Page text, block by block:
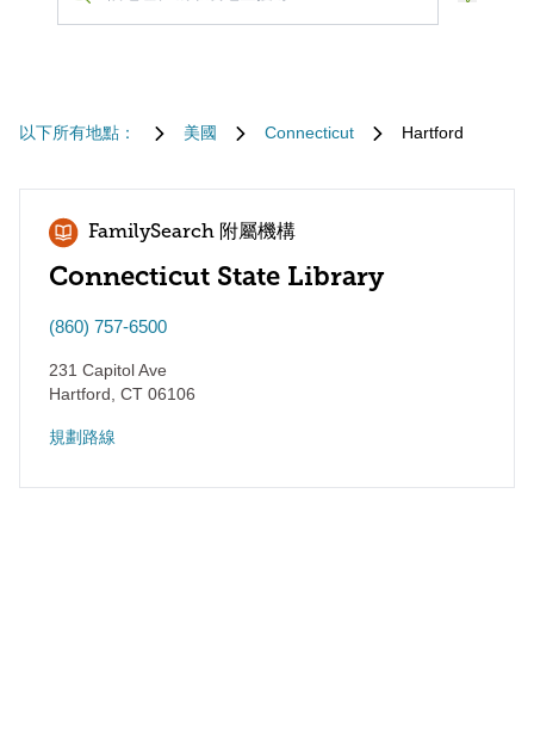
以下所有地點： 美國 Connecticut Hartford
FamilySearch 附屬機構
Connecticut State Library
(860) 757-6500
231 Capitol Ave
Hartford CT 06106
規劃路線